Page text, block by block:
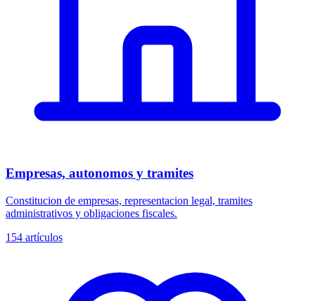
Empresas, autonomos y tramites
Constitucion de empresas, representacion legal, tramites
administrativos y obligaciones fiscales.
154 artículos